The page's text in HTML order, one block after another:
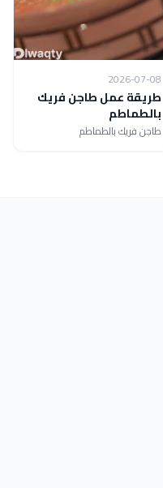
2026-07-08
طريقة عمل طاجن فريك
بالطماطم
طاجن فريك بالطماطم